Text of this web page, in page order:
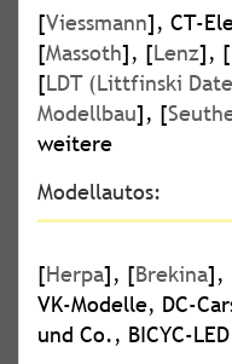
[Viessmann], CT-
[Massoth], [Lenz], [
[LDT (Littfinski
Modellbau], [
weitere
Modellautos:
[Herpa], [Brekina],
VK-Modelle, DC-
und Co., BICYC-